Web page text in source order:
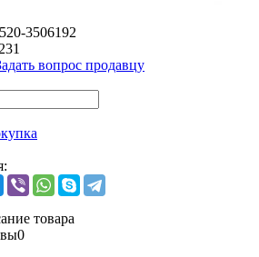
3506192
вопрос продавцу
товара
0